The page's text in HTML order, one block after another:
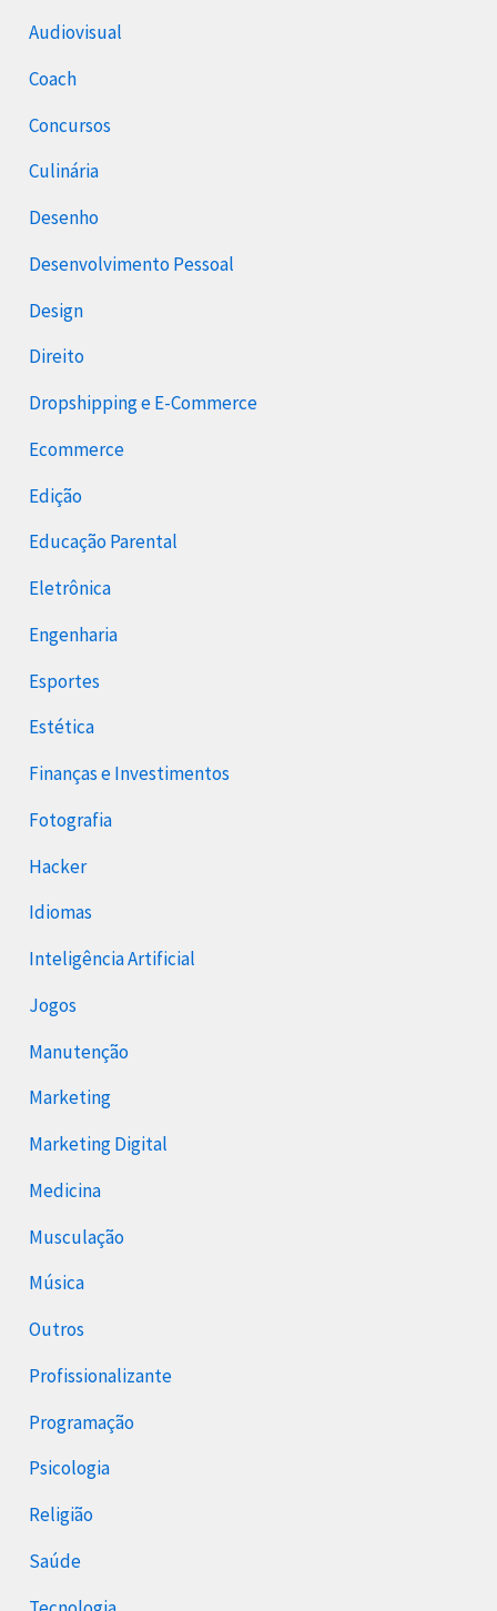
Audiovisual
Coach
Concursos
Culinária
Desenho
Desenvolvimento Pessoal
Design
Direito
Dropshipping e E-Commerce
Ecommerce
Edição
Educação Parental
Eletrônica
Engenharia
Esportes
Estética
Finanças e Investimentos
Fotografia
Hacker
Idiomas
Inteligência Artificial
Jogos
Manutenção
Marketing
Marketing Digital
Medicina
Musculação
Música
Outros
Profissionalizante
Programação
Psicologia
Religião
Saúde